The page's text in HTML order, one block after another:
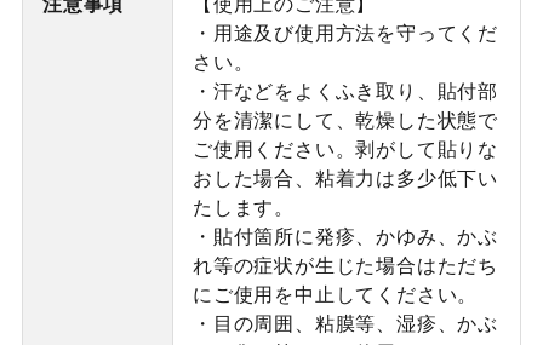
・用途及び使用方法を守ってくだ
さい。
・汗などをよくふき取り、貼付部
分を清潔にして、乾燥した状態で
ご使用ください。剥がして貼りな
おした場合、粘着力は多少低下い
たします。
・貼付箇所に発疹、かゆみ、かぶ
れ等の症状が生じた場合はただち
にご使用を中止してください。
・目の周囲、粘膜等、湿疹、かぶ